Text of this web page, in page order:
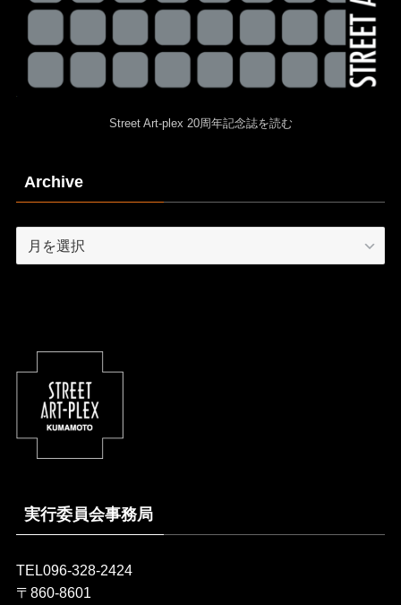
Street Art-plex 20周年記念誌を読む
Archive
Archive
実行委員会事務局
TEL096-328-2424
〒860-8601